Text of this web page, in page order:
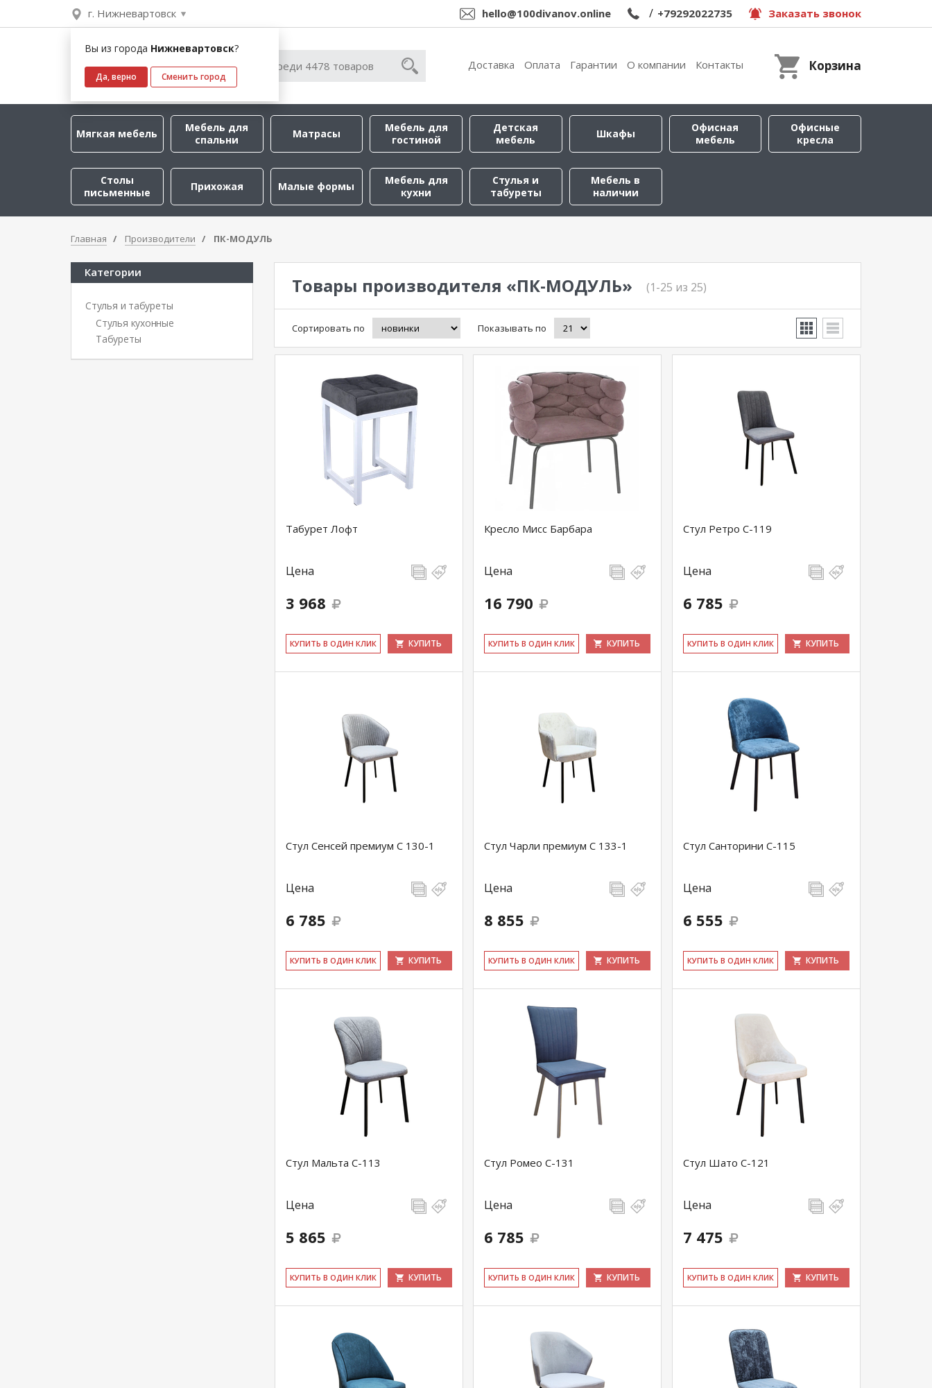
г. Нижневартовск
Вы из города Нижневартовск?
Да, верно Сменить город
hello@100divanov.online / +79292022735 Заказать звонок
Доставка Оплата Гарантии О компании Контакты Корзина
Мягкая мебель
Мебель для
спальни
Матрасы
Мебель для
гостиной
Детская
мебель
Шкафы
Офисная
мебель
Офисные
кресла
Столы
письменные
Прихожая Малые формы
Мебель для
кухни
Стулья и
табуреты
Мебель в
наличии
Главная Производители ПК-МОДУЛЬ
Товары производителя «ПК-МОДУЛЬ» (1-25 из 25)
Сортировать по Показывать по
Табурет Лофт
Цена
3 968
КУ­ПИТЬ В ОДИН КЛИК КУПИТЬ
Кресло Мисс Барбара
Цена
16 790
КУ­ПИТЬ В ОДИН КЛИК КУПИТЬ
Стул Ретро С-119
Цена
6 785
КУ­ПИТЬ В ОДИН КЛИК КУПИТЬ
Стул Сенсей премиум С 130-1
Цена
6 785
КУ­ПИТЬ В ОДИН КЛИК КУПИТЬ
Стул Чарли премиум С 133-1
Цена
8 855
КУ­ПИТЬ В ОДИН КЛИК КУПИТЬ
Стул Санторини С-115
Цена
6 555
КУ­ПИТЬ В ОДИН КЛИК КУПИТЬ
Стул Мальта С-113
Цена
5 865
КУ­ПИТЬ В ОДИН КЛИК КУПИТЬ
Стул Ромео С-131
Цена
6 785
КУ­ПИТЬ В ОДИН КЛИК КУПИТЬ
Стул Шато С-121
Цена
7 475
КУ­ПИТЬ В ОДИН КЛИК КУПИТЬ
Категории
Стулья и табуреты
Стулья кухонные
Табуреты